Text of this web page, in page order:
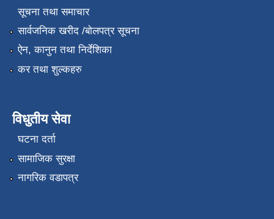
सूचना तथा समाचार
सार्वजनिक खरीद /बोलपत्र सूचना
ऐन, कानुन तथा निर्देशिका
कर तथा शुल्कहरु
विधुतीय सेवा
घटना दर्ता
सामाजिक सुरक्षा
नागरिक वडापत्र